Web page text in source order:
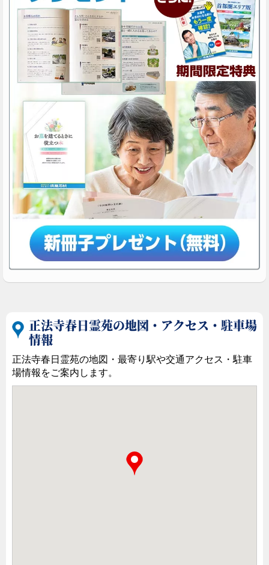
正法寺春日霊苑の地図・アクセス・駐車場
情報
正法寺春日霊苑の地図・最寄り駅や交通アクセス・駐車
場情報をご案内します。